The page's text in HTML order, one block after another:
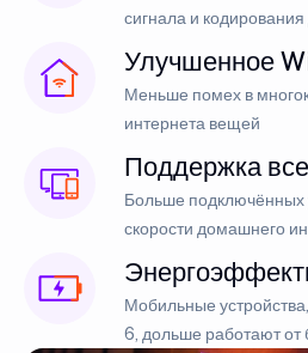
сигнала и
Улучшенное
Меньше помех в
интернета вещей
Поддержка
Больше подключённых
скорости домашнего
Мобильные
6, дольше работают от